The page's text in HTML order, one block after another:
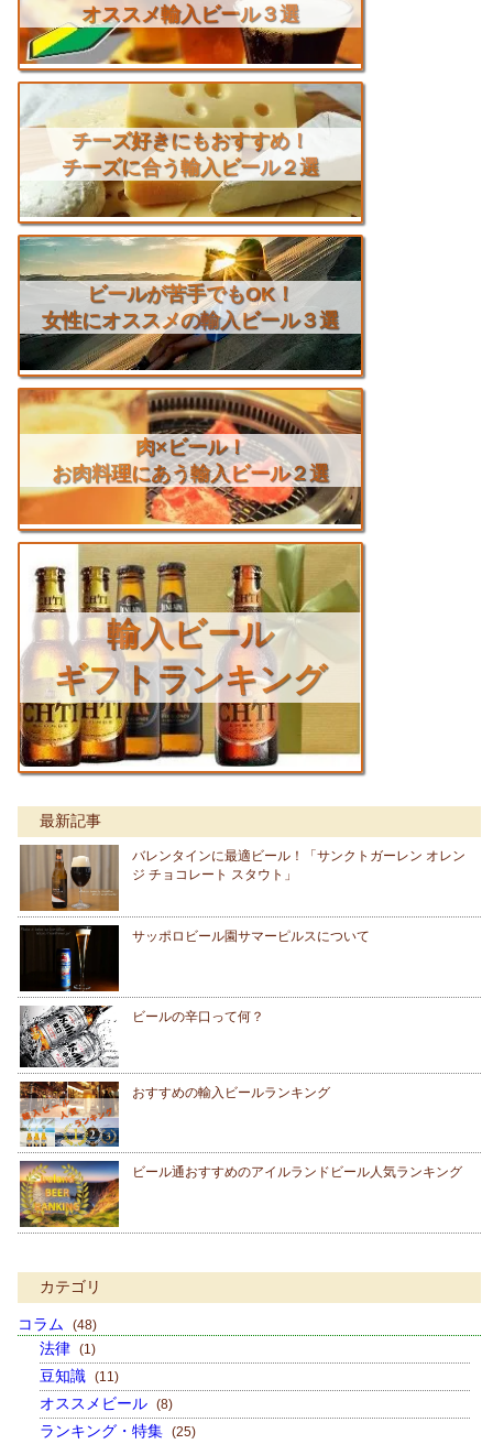
オススメ輸入ビール３選
チーズ好きにもおすすめ！
チーズに合う輸入ビール２選
ビールが苦手でもOK！
女性にオススメの輸入ビール３選
肉×ビール！
お肉料理にあう輸入ビール２選
輸入ビール
ギフトランキング
最新記事
バレンタインに最適ビール！「サンクトガーレン オレン
ジ チョコレート スタウト」
サッポロビール園サマーピルスについて
ビールの辛口って何？
おすすめの輸入ビールランキング
ビール通おすすめのアイルランドビール人気ランキング
カテゴリ
コラム (48)
法律 (1)
豆知識 (11)
オススメビール (8)
ランキング・特集 (25)